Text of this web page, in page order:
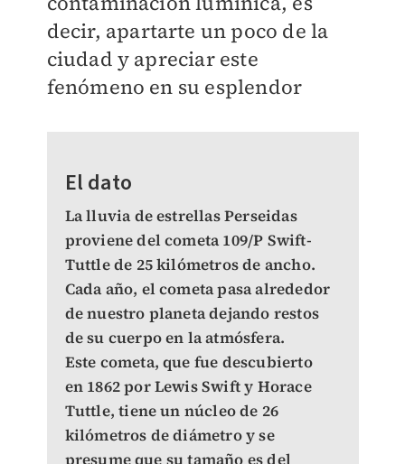
decir, apartarte un poco de la
ciudad y apreciar este
fenómeno en su esplendor
El dato
La lluvia de estrellas Perseidas
proviene del cometa 109/P Swift-
Tuttle de 25 kilómetros de ancho.
Cada año, el cometa pasa alrededor
de nuestro planeta dejando restos
de su cuerpo en la atmósfera.
Este cometa, que fue descubierto
en 1862 por Lewis Swift y Horace
Tuttle, tiene un núcleo de 26
kilómetros de diámetro y se
presume que su tamaño es del